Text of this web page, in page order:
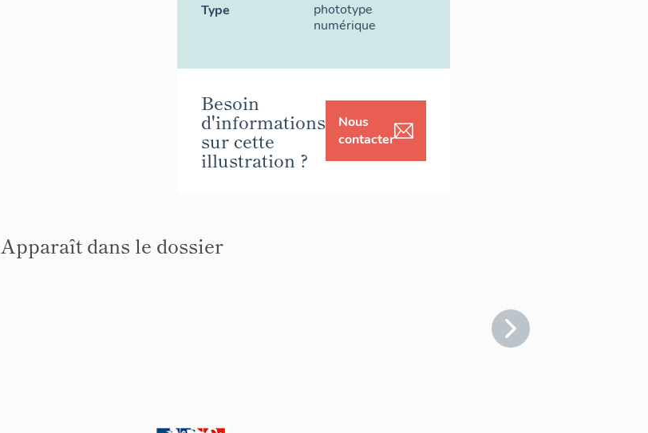
Type
phototype
numérique
Besoin
d'informations
sur cette
illustration ?
Nous
contacter
Apparaît dans le dossier